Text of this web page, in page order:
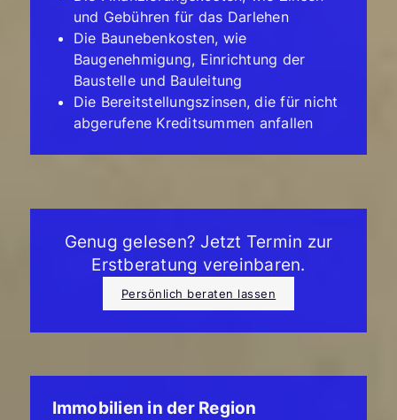
und Gebühren für das Darlehen
Die Baunebenkosten, wie
Baugenehmigung, Einrichtung der
Baustelle und Bauleitung
Die Bereitstellungszinsen, die für nicht
abgerufene Kreditsummen anfallen
Genug gelesen? Jetzt Termin zur
Erstberatung vereinbaren.
Persönlich beraten lassen
Immobilien in der Region